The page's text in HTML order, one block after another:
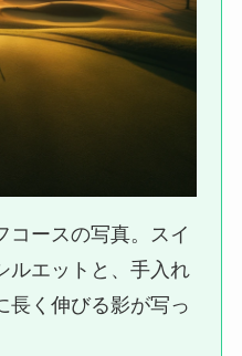
コースの写真。スイ
ルエットと、手入れ
長く伸びる影が写っ